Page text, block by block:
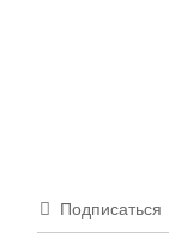
Подписаться